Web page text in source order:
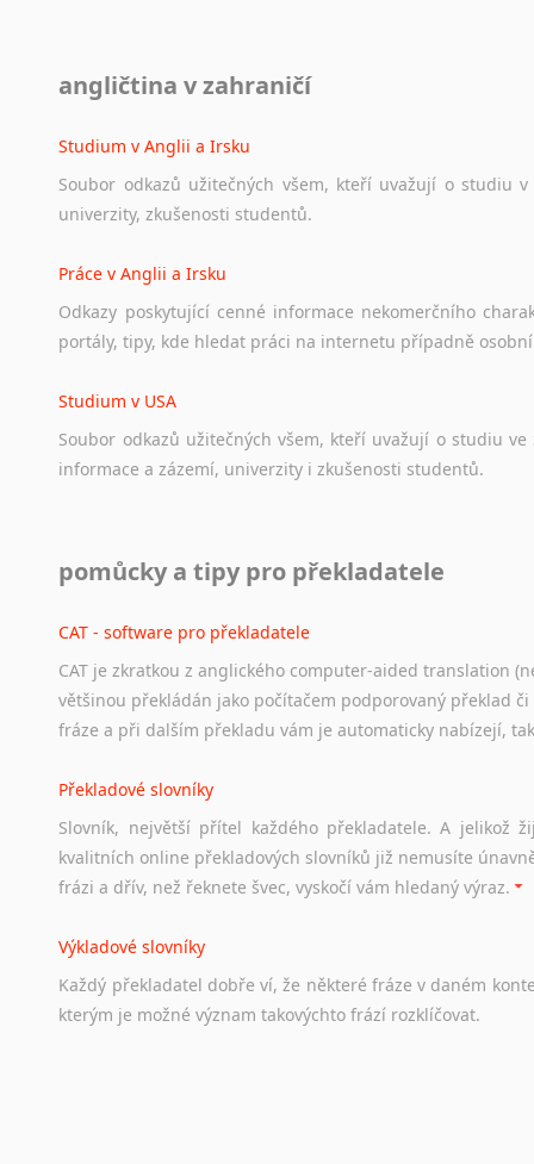
Ať už se jedná o česká diskusní
angličtina v zahraničí
Studium v Anglii a Irsku
Soubor odkazů užitečných všem, kteří uvažují o studiu v
univerzity, zkušenosti studentů.
Práce v Anglii a Irsku
Odkazy poskytující cenné informace nekomerčního
portály, tipy, kde hledat práci na internetu případně osobní
Studium v USA
Soubor odkazů užitečných všem, kteří uvažují o studiu ve
informace a zázemí, univerzity i zkušenosti studentů.
Odkazy poskytující cenné informace nekomerčního
Studium v Austrálii
Soubor odkazů užitečných všem, kteří uvažují o studiu v
a zázemí, australské univerzity a samozřejmě i osobní
Práce v Austrálii
Odkazy poskytující cenné informace nekomerčního
hledat práci na internetu případně osobní zkušenosti
Hledáte-li
práci
stejná obecná pravidla, jako pro český životopis. Tak dost
pomůcky a tipy pro překladatele
CAT - software pro překladatele
CAT je zkratkou z anglického computer-aided translation
většinou překládán jako počítačem podporovaný překlad
fráze a při dalším překladu vám je automaticky nabízejí,
Překladové slovníky
Slovník, největší přítel každého překladatele. A jelikož
kvalitních online překladových slovníků již nemusíte
frázi a dřív, než řeknete švec, vyskočí vám hledaný výraz.
Výkladové slovníky
Každý překladatel dobře ví, že některé fráze v daném
kterým je možné význam takovýchto frází rozklíčovat.